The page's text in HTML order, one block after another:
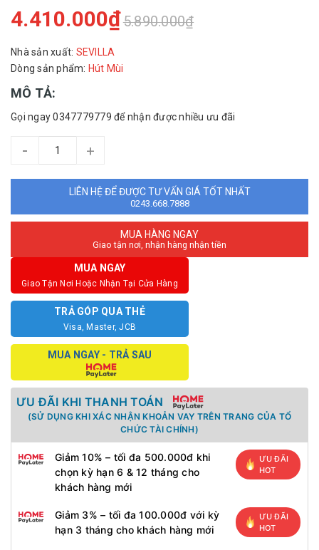
4.410.000₫5.890.000₫
Nhà sản xuất: SEVILLA
Dòng sản phẩm: Hút Mùi
MÔ TẢ:
Gọi ngay 0347779779 để nhận được nhiều ưu đãi
- +
LIÊN HỆ ĐỂ ĐƯỢC TƯ VẤN GIÁ TỐT NHẤT
0243.668.7888
MUA HÀNG NGAY
Giao tận nơi, nhận hàng nhận tiền
MUA NGAY
Giao Tận Nơi Hoặc Nhận Tại Cửa Hàng
TRẢ GÓP QUA THẺ
Visa, Master, JCB
MUA NGAY - TRẢ SAU
ƯU ĐÃI KHI THANH TOÁN
(SỬ DỤNG KHI XÁC NHẬN KHOẢN VAY TRÊN TRANG CỦA TỔ
CHỨC TÀI CHÍNH)
Giảm 10% – tối đa 500.000đ khi
chọn kỳ hạn 6 & 12 tháng cho
khách hàng mới
ƯU ĐÃI
HOT
Giảm 3% – tối đa 100.000đ với kỳ
hạn 3 tháng cho khách hàng mới
ƯU ĐÃI
HOT